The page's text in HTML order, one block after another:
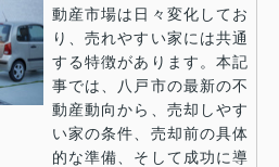
動産市場は日々変化してお
り、売れやすい家には共通
する特徴があります。本記
事では、八戸市の最新の不
動産動向から、売却しやす
い家の条件、売却前の具体
的な準備、そして成功に導